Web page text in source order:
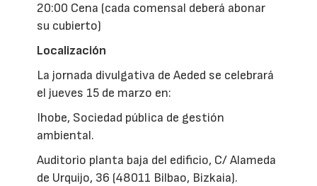
20:00 Cena (cada comensal deberá abonar
su cubierto)
Localización
La jornada divulgativa de Aeded se celebrará
el jueves 15 de marzo en:
Ihobe, Sociedad pública de gestión
ambiental.
Auditorio planta baja del edificio, C/ Alameda
de Urquijo, 36 (48011 Bilbao, Bizkaia).